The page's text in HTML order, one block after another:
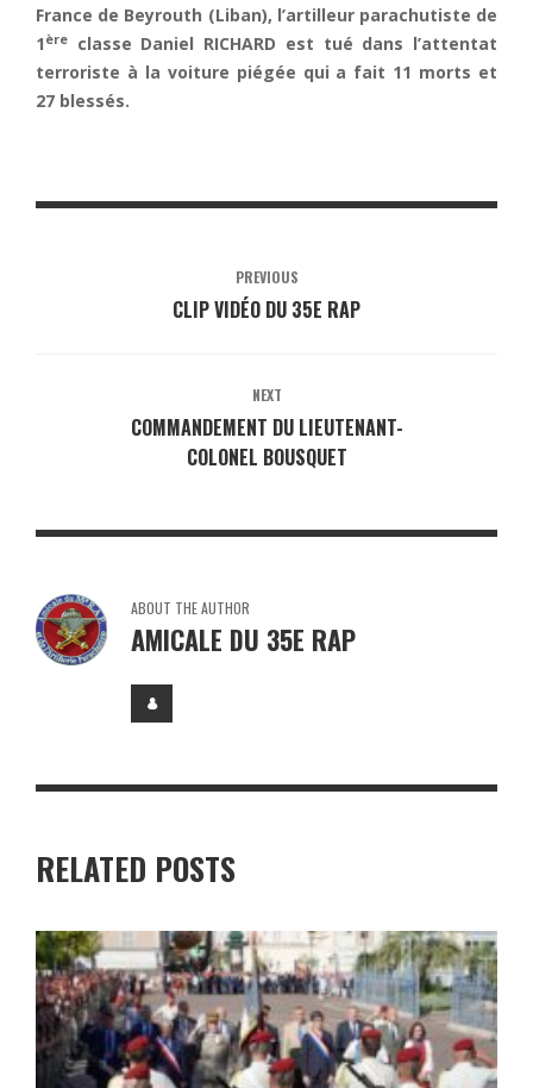
France de Beyrouth (Liban), l’artilleur parachutiste de
1 ère
classe Daniel RICHARD est tué dans l’attentat
terroriste à la voiture piégée qui a fait 11 morts et
27 blessés.
PREVIOUS
CLIP VIDÉO DU 35E RAP
NEXT
COMMANDEMENT DU LIEUTENANT-
COLONEL BOUSQUET
ABOUT THE AUTHOR
AMICALE DU 35E RAP
RELATED POSTS